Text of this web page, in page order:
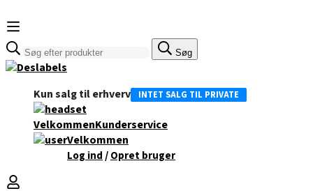
Søge
efter:
Søg
Kun salg til erhverv INTET SALG TIL PRIVATE
VelkommenKunderservice
Velkommen
Log ind/Opret bruger